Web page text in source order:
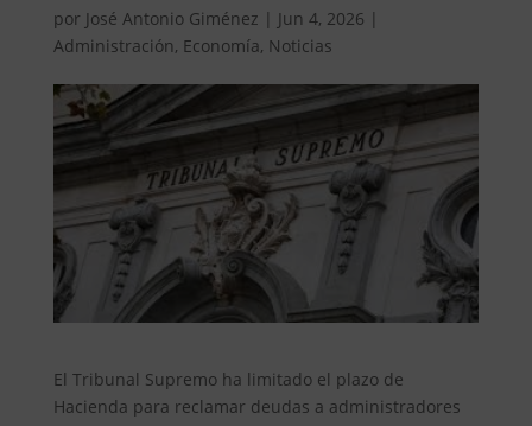
por José Antonio Giménez | Jun 4, 2026 |
Administración, Economía, Noticias
El Tribunal Supremo ha limitado el plazo de
Hacienda para reclamar deudas a administradores